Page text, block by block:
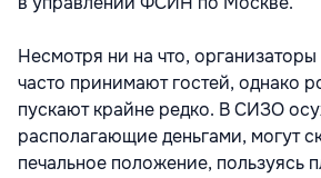
Несмотря ни на что,
часто принимают гостей, однако
пускают крайне редко. В СИЗО
располагающие деньгами, могут
печальное положение, пользуясь